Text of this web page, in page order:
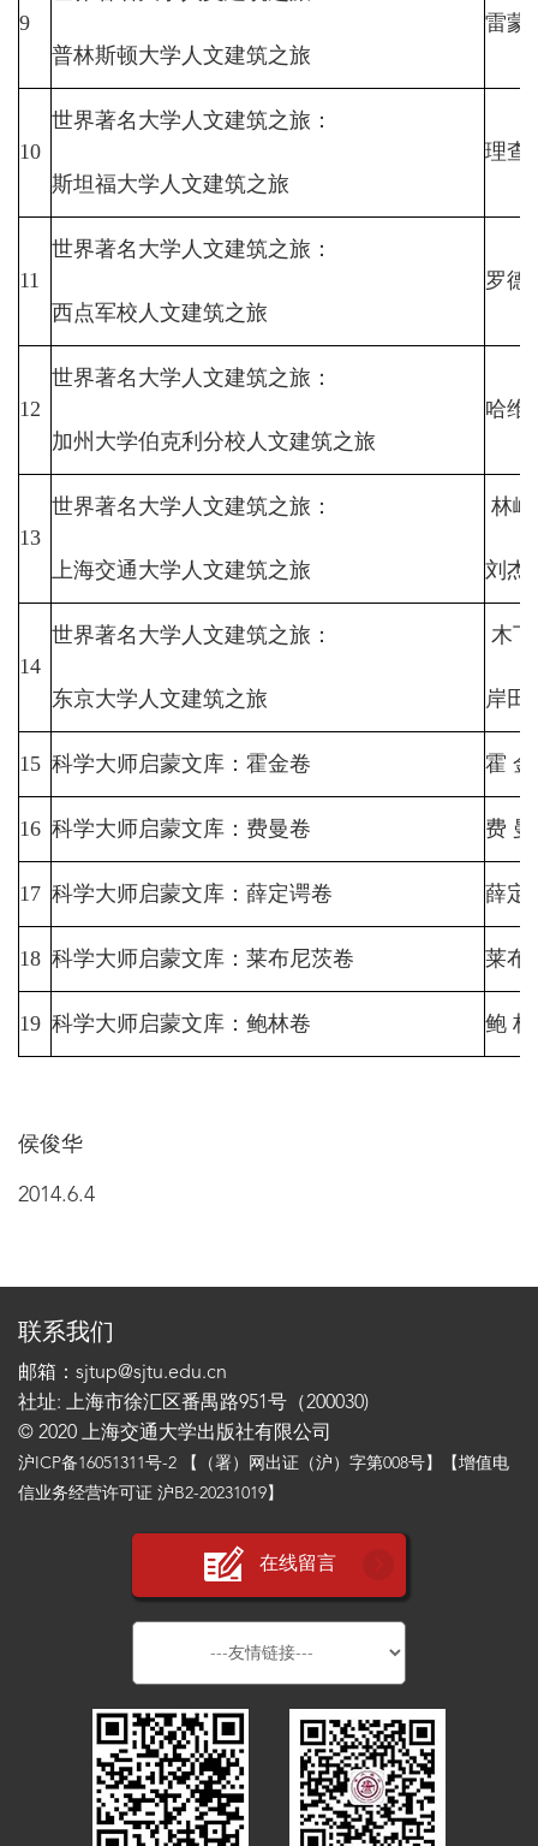
9
雷蒙
普林斯顿大学人文建筑之旅
10
世界著名大学人文建筑之旅：
理查
斯坦福大学人文建筑之旅
11
世界著名大学人文建筑之旅：
罗德
西点军校人文建筑之旅
12
世界著名大学人文建筑之旅：
哈维
加州大学伯克利分校人文建筑之旅
13
世界著名大学人文建筑之旅： 林峰
上海交通大学人文建筑之旅 刘杰
14
世界著名大学人文建筑之旅： 木
东京大学人文建筑之旅 岸田
15 科学大师启蒙文库：霍金卷 霍 金
16 科学大师启蒙文库：费曼卷 费 曼
17 科学大师启蒙文库：薛定谔卷 薛定
18 科学大师启蒙文库：莱布尼茨卷 莱布
19 科学大师启蒙文库：鲍林卷 鲍 林
侯俊华
2014.6.4
联系我们
邮箱：sjtup@sjtu.edu.cn
社址: 上海市徐汇区番禺路951号（200030)
© 2020 上海交通大学出版社有限公司
沪ICP备16051311号-2 【（署）网出证（沪）字第008号】【增值电
信业务经营许可证 沪B2-20231019】
在线留言